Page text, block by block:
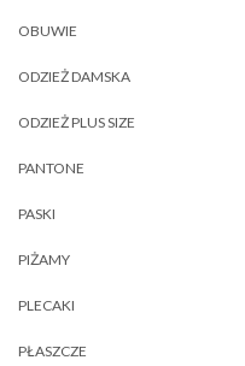
OBUWIE
ODZIEŻ DAMSKA
ODZIEŻ PLUS SIZE
PANTONE
PASKI
PIŻAMY
PLECAKI
PŁASZCZE